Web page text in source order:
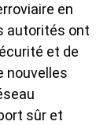
en
autorités ont
et de
nouvelles
sûr et